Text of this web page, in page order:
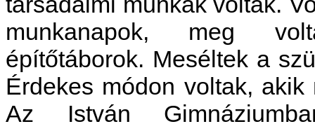
munkanapok, meg
építőtáborok. Meséltek a
Érdekes módon voltak,
Az István